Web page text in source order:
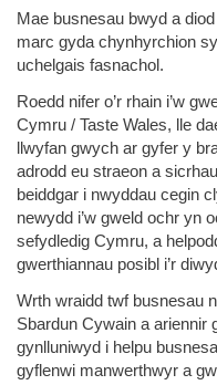
Mae busnesau bwyd a
marc gyda chynhyrchion
uchelgais fasnachol.
Roedd nifer o’r rhain i’w
Cymru / Taste Wales, lle
llwyfan gwych ar gyfer y
adrodd eu straeon a
beiddgar i nwyddau cegin
newydd i’w gweld ochr yn
sefydledig Cymru, a
gwerthiannau posibl i’r
Wrth wraidd twf busnesau
Sbardun Cywain a ariennir
gynlluniwyd i helpu
gyflenwi manwerthwyr a